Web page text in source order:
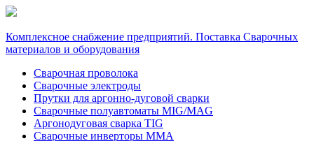
Комплексное снабжение предприятий. Поставка Сварочных
материалов и оборудования
Сварочная проволока
Сварочные электроды
Прутки для аргонно-дуговой сварки
Сварочные полуавтоматы MIG/MAG
Аргонодуговая сварка TIG
Сварочные инверторы MMA